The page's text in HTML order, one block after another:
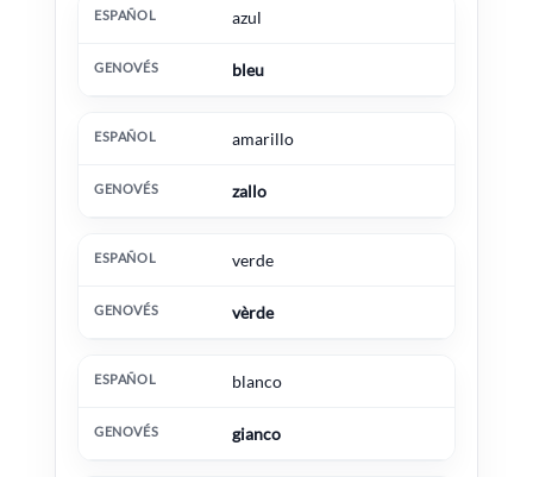
azul
bleu
amarillo
zallo
verde
vèrde
blanco
gianco